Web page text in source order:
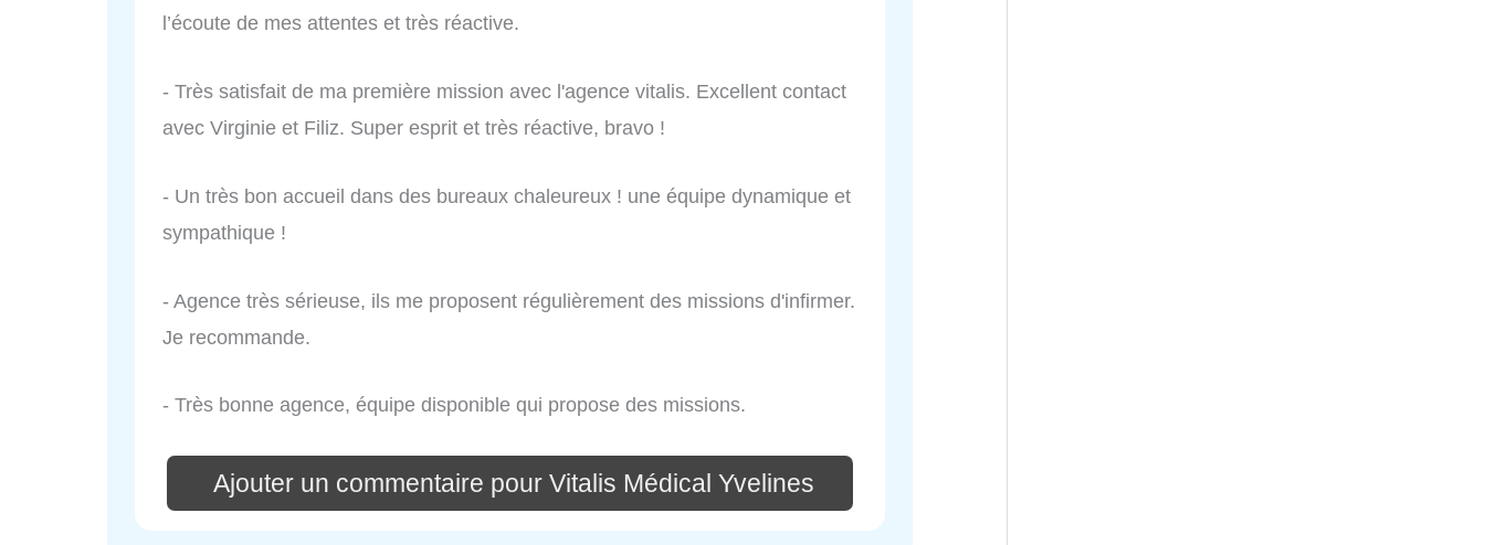
l’écoute de mes attentes et très réactive.
- Très satisfait de ma première mission avec l'agence vitalis. Excellent contact
avec Virginie et Filiz. Super esprit et très réactive, bravo !
- Un très bon accueil dans des bureaux chaleureux ! une équipe dynamique et
sympathique !
- Agence très sérieuse, ils me proposent régulièrement des missions d'infirmer.
Je recommande.
- Très bonne agence, équipe disponible qui propose des missions.
Ajouter un commentaire pour Vitalis Médical Yvelines